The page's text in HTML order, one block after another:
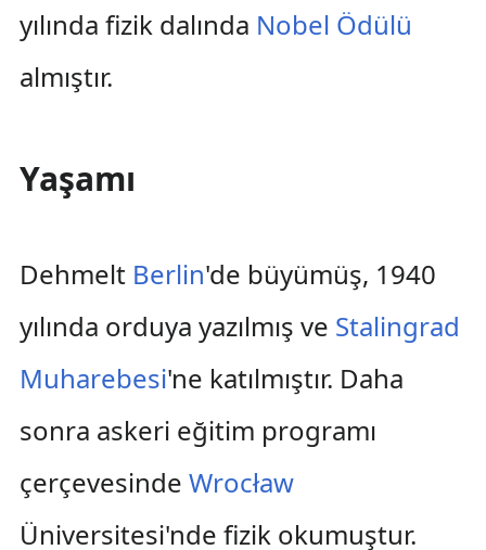
yılında fizik dalında Nobel Ödülü
almıştır.
Yaşamı
Dehmelt Berlin'de büyümüş, 1940
yılında orduya yazılmış ve Stalingrad
Muharebesi'ne katılmıştır. Daha
sonra askeri eğitim programı
çerçevesinde Wrocław
Üniversitesi'nde fizik okumuştur.